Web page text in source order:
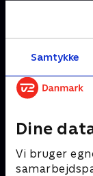
Samtykke
Dine
Vi bruger